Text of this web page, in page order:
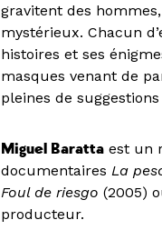
gravitent des
mystérieux. Chacun
histoires et ses
masques venant de
pleines de
Miguel Baratta est un
documentairesLa
Foul de riesgo (2005)
producteur.